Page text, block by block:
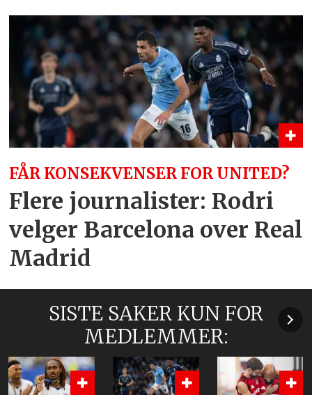
FÅR KONSEKVENSER FOR UNITED?
Flere journalister: Rodri
velger Barcelona over Real
Madrid
SISTE SAKER KUN FOR
MEDLEMMER: